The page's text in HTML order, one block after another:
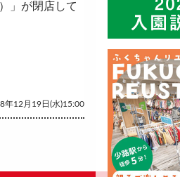
」が閉店して
年12月19日(水)15:00